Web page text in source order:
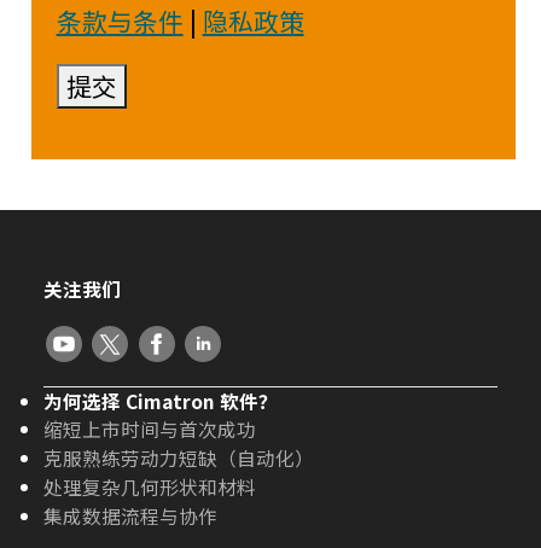
条款与条件 | 隐私政策
提交
关注我们
为何选择 Cimatron 软件？
缩短上市时间与首次成功
克服熟练劳动力短缺（自动化）
处理复杂几何形状和材料
集成数据流程与协作